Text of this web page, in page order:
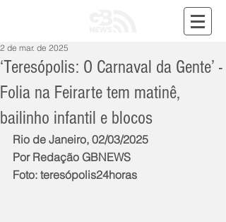
‘Teresópolis: O Carnaval da Gente’ -
Folia na Feirarte tem matinê,
bailinho infantil e blocos
2 de mar. de 2025
Rio de Janeiro, 02/03/2025
Por Redação GBNEWS
Foto: teresópolis24horas